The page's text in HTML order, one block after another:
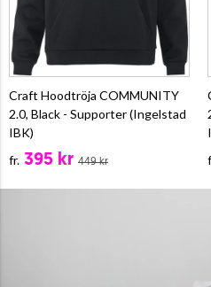
Craft Hoodtröja COMMUNITY
2.0, Black - Supporter (Ingelstad
IBK)
fr. 395 kr 449 kr